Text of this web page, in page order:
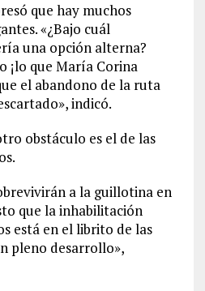
que hay muchos
«¿Bajo cuál
una opción alterna?
¡lo que María Corina
el abandono de la ruta
indicó.
obstáculo es el de las
a la guillotina en
que la inhabilitación
está en el librito de las
pleno desarrollo»,